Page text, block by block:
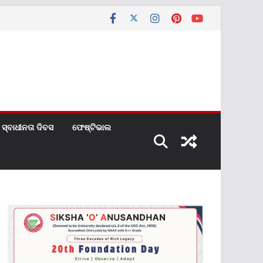
ସ୍ବାଧୀନତା ଦିବସ ଫେଷ୍ଟିଭାଲ